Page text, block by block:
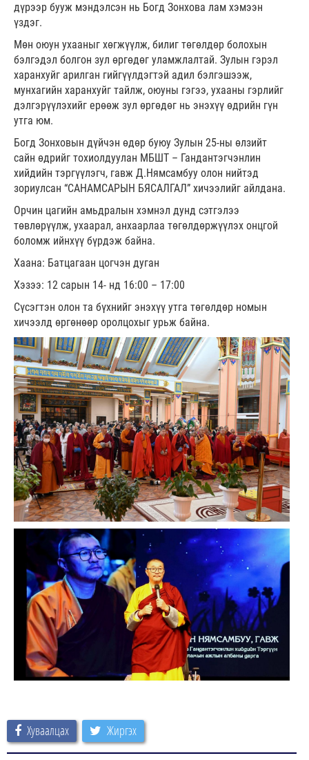
дүрээр бууж мэндэлсэн нь Богд Зонхова лам хэмээн
үздэг.
Мөн оюун ухааныг хөгжүүлж, билиг төгөлдөр болохын
бэлгэдэл болгон зул өргөдөг уламжлалтай. Зулын гэрэл
харанхуйг арилган гийгүүлдэгтэй адил бэлгэшээж,
мунхагийн харанхуйг тайлж, оюуны гэгээ, ухааны гэрлийг
дэлгэрүүлэхийг ерөөж зул өргөдөг нь энэхүү өдрийн гүн
утга юм.
Богд Зонховын дүйчэн өдөр буюу Зулын 25-ны өлзийт
сайн өдрийг тохиолдуулан МБШТ – Гандантэгчэнлин
хийдийн тэргүүлэгч, гавж Д.Нямсамбуу олон нийтэд
зориулсан “САНАМСАРЫН БЯСАЛГАЛ” хичээлийг айлдана.
Орчин цагийн амьдралын хэмнэл дунд сэтгэлээ
төвлөрүүлж, ухаарал, анхаарлаа төгөлдөржүүлэх онцгой
боломж ийнхүү бүрдэж байна.
Хаана: Батцагаан цогчэн дуган
Хэзээ: 12 сарын 14- нд 16:00 – 17:00
Сүсэгтэн олон та бүхнийг энэхүү утга төгөлдөр номын
хичээлд өргөнөөр оролцохыг урьж байна.
Хуваалцах Жиргэх